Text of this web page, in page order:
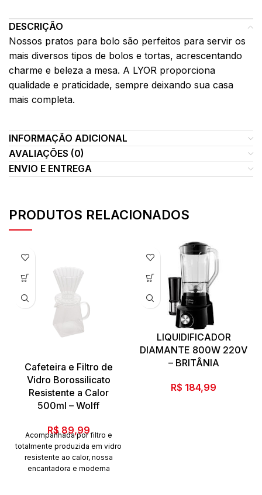
DESCRIÇÃO
Nossos pratos para bolo são perfeitos para servir os
mais diversos tipos de bolos e tortas, acrescentando
charme e beleza a mesa. A LYOR proporciona
qualidade e praticidade, sempre deixando sua casa
mais completa.
INFORMAÇÃO ADICIONAL
AVALIAÇÕES (0)
ENVIO E ENTREGA
PRODUTOS RELACIONADOS
Cafeteira e Filtro de
Vidro Borossilicato
Resistente a Calor
500ml – Wolff
R$89,99
Acompanhada por filtro e
totalmente produzida em vidro
resistente ao calor, nossa
encantadora e moderna
LIQUIDIFICADOR
DIAMANTE 800W 220V
– BRITÂNIA
R$ 184,99